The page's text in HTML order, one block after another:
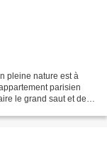
pleine nature est à
parisien
le grand saut et de